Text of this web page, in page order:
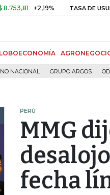
+2,19% TASA DE USURA
NACIONAL GRUPO ARGOS
PERÚ
MMG
fecha